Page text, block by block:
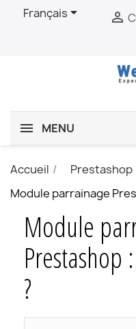
Français 
MENU
Accueil Prestashop
Module parrainage
Module
?